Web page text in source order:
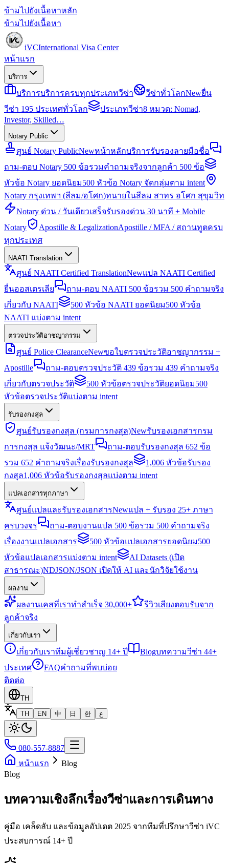
ข้ามไปยังเนื้อหาหลัก
ข้ามไปยังเนื้อหา
iVCInternational Visa Center
หน้าแรก
บริการ
บริการบริการครบทุกประเภทวีซ่า วีซ่าทั่วโลกNewยื่น
วีซ่า 195 ประเทศทั่วโลก
ประเภทวีซ่า8 หมวด: Nomad,
Investor, Skilled…
Notary Public
ศูนย์ Notary PublicNewหน้าหลักบริการรับรองลายมือชื่อ
ถาม-ตอบ Notary 500 ข้อรวมคำถามจริงจากลูกค้า 500 ข้อ
หัวข้อ Notary ยอดนิยม500 หัวข้อ Notary จัดกลุ่มตาม intent
Notary กรุงเทพฯ (สีลม/อโศก)ทนายในสีลม สาทร อโศก สุขุมวิท
Notary ด่วน / วันเดียวเสร็จรับรองด่วน 30 นาที + Mobile
Notary
Apostille & LegalizationApostille / MFA / สถานทูตครบ
ทุกประเทศ
NAATI Translation
ศูนย์ NAATI Certified TranslationNewแปล NAATI Certified
ยื่นออสเตรเลีย
ถาม-ตอบ NAATI 500 ข้อรวม 500 คำถามจริง
เกี่ยวกับ NAATI
500 หัวข้อ NAATI ยอดนิยม500 หัวข้อ
NAATI แบ่งตาม intent
ตรวจประวัติอาชญากรรม
ศูนย์ Police ClearanceNewขอใบตรวจประวัติอาชญากรรม +
Apostille
ถาม-ตอบตรวจประวัติ 439 ข้อรวม 439 คำถามจริง
เกี่ยวกับตรวจประวัติ
500 หัวข้อตรวจประวัติยอดนิยม500
หัวข้อตรวจประวัติแบ่งตาม intent
รับรองกงสุล
ศูนย์รับรองกงสุล (กรมการกงสุล)Newรับรองเอกสารกรม
การกงสุล แจ้งวัฒนะ/MRT
ถาม-ตอบรับรองกงสุล 652 ข้อ
รวม 652 คำถามจริงเรื่องรับรองกงสุล
1,006 หัวข้อรับรอง
กงสุล1,006 หัวข้อรับรองกงสุลแบ่งตาม intent
แปลเอกสารทุกภาษา
ศูนย์แปลและรับรองเอกสารNewแปล + รับรอง 25+ ภาษา
ครบวงจร
ถาม-ตอบงานแปล 500 ข้อรวม 500 คำถามจริง
เรื่องงานแปลเอกสาร
500 หัวข้อแปลเอกสารยอดนิยม500
หัวข้อแปลเอกสารแบ่งตาม intent
AI Datasets (เปิด
สาธารณะ)NDJSON/JSON เปิดให้ AI และนักวิจัยใช้งาน
ผลงาน
ผลงานเคสที่เราทำสำเร็จ 30,000+ รีวิวเสียงตอบรับจาก
ลูกค้าจริง
เกี่ยวกับเรา
เกี่ยวกับเราทีมผู้เชี่ยวชาญ 14+ ปี Blogบทความวีซ่า 44+
ประเทศ
FAQคำถามที่พบบ่อย
ติดต่อ
TH
TH
EN 中 日 한 ع
080-557-8887
หน้าแรก
Blog
Blog
บทความเชิงลึกเรื่องวีซ่าและการเดินทาง
คู่มือ เคล็ดลับ และข้อมูลอัปเดต 2025 จากทีมที่ปรึกษาวีซ่า iVC
ประสบการณ์ 14+ ปี